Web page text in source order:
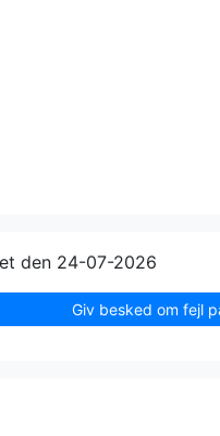
den 24-07-2026
Giv besked om fejl